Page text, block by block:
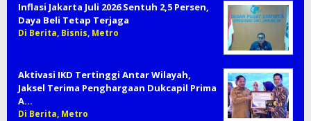
Inflasi Jakarta Juli 2026 Sentuh 2,5 Persen,
Daya Beli Tetap Terjaga
Di Berita, Bisnis, Metro
Aktivasi IKD Tertinggi Antar Wilayah,
Jaksel Terima Penghargaan Dukcapil Prima
A…
Di Berita, Metro